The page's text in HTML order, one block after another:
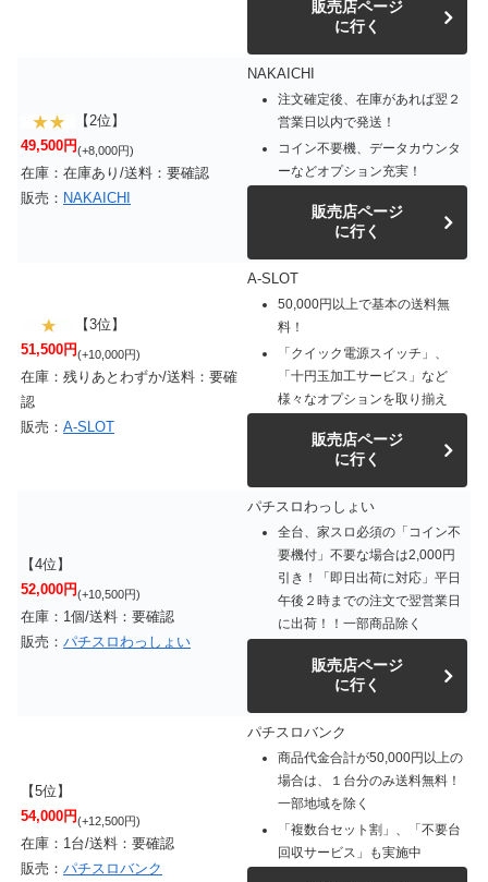
販売店ページ
に行く
【2位】
49,500円(+8,000円)
在庫：在庫あり/送料：要確認
販売： NAKAICHI
NAKAICHI
注文確定後、在庫があれば翌２
営業日以内で発送！
コイン不要機、データカウンタ
ーなどオプション充実！
販売店ページ
に行く
【3位】
51,500円(+10,000円)
在庫：残りあとわずか/送料：要確
認
販売： A-SLOT
A-SLOT
50,000円以上で基本の送料無
料！
「クイック電源スイッチ」、
「十円玉加工サービス」など
様々なオプションを取り揃え
販売店ページ
に行く
【4位】
52,000円(+10,500円)
在庫：1個/送料：要確認
販売： パチスロわっしょい
パチスロわっしょい
全台、家スロ必須の「コイン不
要機付」不要な場合は2,000円
引き！「即日出荷に対応」平日
午後２時までの注文で翌営業日
に出荷！！一部商品除く
販売店ページ
に行く
【5位】
54,000円(+12,500円)
在庫：1台/送料：要確認
販売： パチスロバンク
パチスロバンク
商品代金合計が50,000円以上の
場合は、１台分のみ送料無料！
一部地域を除く
「複数台セット割」、「不要台
回収サービス」も実施中